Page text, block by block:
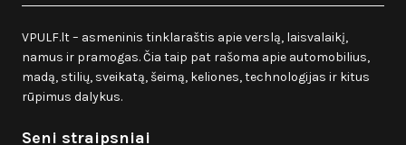
VPULF.lt – asmeninis tinklaraštis apie verslą, laisvalaikį,
namus ir pramogas. Čia taip pat rašoma apie automobilius,
madą, stilių, sveikatą, šeimą, keliones, technologijas ir kitus
rūpimus dalykus.
Seni straipsniai